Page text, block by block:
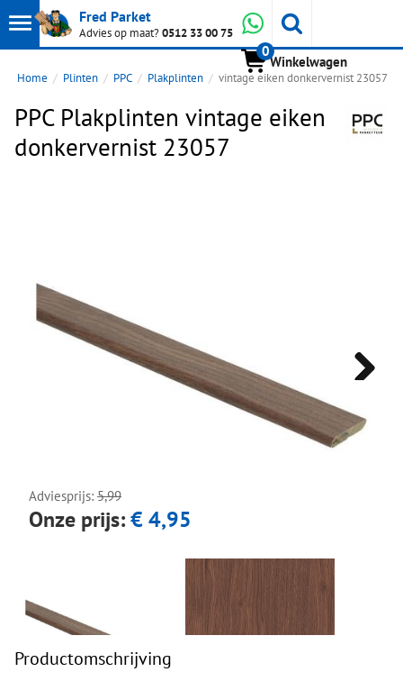
Toon
hoofdmenu
Fred Parket
Advies op maat?0512 33 00 75 Whatsapp
0
Winkelwagen
Home Plinten PPC Plakplinten vintage eiken donkervernist 23057
PPC Plakplinten vintage eiken
donkervernist 23057
Adviesprijs: 5,99
Onze prijs:€ 4,95
Productomschrijving